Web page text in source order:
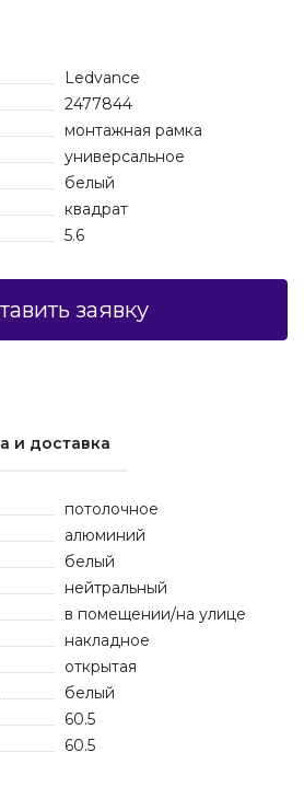
Ledvance
2477844
монтажная рамка
универсальное
белый
квадрат
5.6
заявку
и доставка
потолочное
алюминий
белый
нейтральный
в помещении/на улице
накладное
открытая
белый
60.5
60.5